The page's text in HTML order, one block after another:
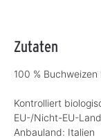
Zutaten
100 % Buchweizen
Kontrolliert
EU-/Nicht-EU-
Anbauland: Italien